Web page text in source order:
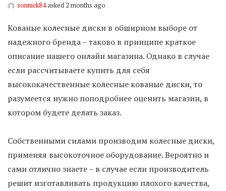
sonnick84asked 2 months ago
Кованые колесные диски в обширном выборе от
надежного бренда – таково в принципе краткое
описание нашего онлайн магазина. Однако в случае
если рассчитываете купить для себя
высококачественные колесные кованые диски, то
разумеется нужно поподробнее оценить магазин, в
котором будете делать заказ.
Собственными силами производим колесные диски,
применяя высокоточное оборудование. Вероятно и
сами отлично знаете – в случае если производитель
решит изготавливать продукцию плохого качества,